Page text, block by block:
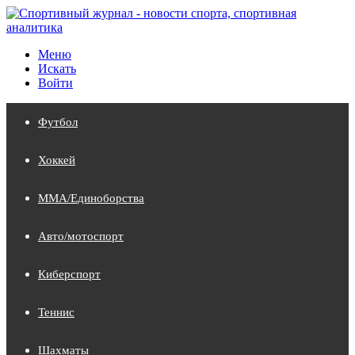
Меню
Искать
Войти
Футбол
Хоккей
MMA/Единоборства
Авто/мотоспорт
Киберспорт
Теннис
Шахматы